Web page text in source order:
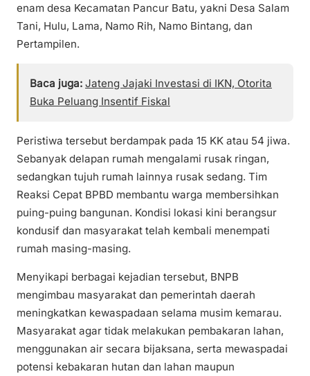
enam desa Kecamatan Pancur Batu, yakni Desa Salam
Tani, Hulu, Lama, Namo Rih, Namo Bintang, dan
Pertampilen.
Baca juga: Jateng Jajaki Investasi di IKN, Otorita
Buka Peluang Insentif Fiskal
Peristiwa tersebut berdampak pada 15 KK atau 54 jiwa.
Sebanyak delapan rumah mengalami rusak ringan,
sedangkan tujuh rumah lainnya rusak sedang. Tim
Reaksi Cepat BPBD membantu warga membersihkan
puing-puing bangunan. Kondisi lokasi kini berangsur
kondusif dan masyarakat telah kembali menempati
rumah masing-masing.
Menyikapi berbagai kejadian tersebut, BNPB
mengimbau masyarakat dan pemerintah daerah
meningkatkan kewaspadaan selama musim kemarau.
Masyarakat agar tidak melakukan pembakaran lahan,
menggunakan air secara bijaksana, serta mewaspadai
potensi kebakaran hutan dan lahan maupun